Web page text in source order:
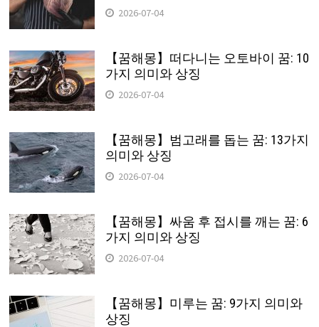
2026-07-04
【꿈해몽】떠다니는 오토바이 꿈: 10
가지 의미와 상징
2026-07-04
【꿈해몽】범고래를 돕는 꿈: 13가지
의미와 상징
2026-07-04
【꿈해몽】싸움 후 접시를 깨는 꿈: 6
가지 의미와 상징
2026-07-04
【꿈해몽】미루는 꿈: 9가지 의미와
상징